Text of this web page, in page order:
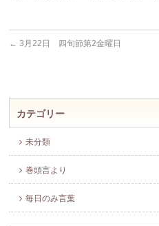
← 3月22日 四旬節第2金曜日
カテゴリー
未分類
巻頭言より
毎日のみ言葉